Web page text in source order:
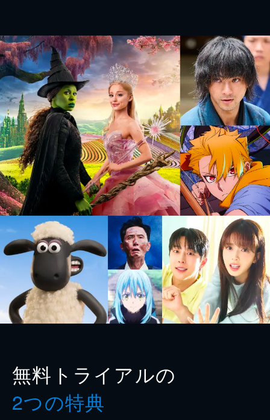
無料トライアルの
2つの特典